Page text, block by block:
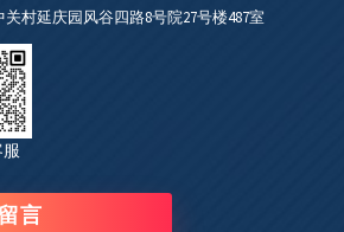
村延庆园风谷四路8号院27号楼487室
言